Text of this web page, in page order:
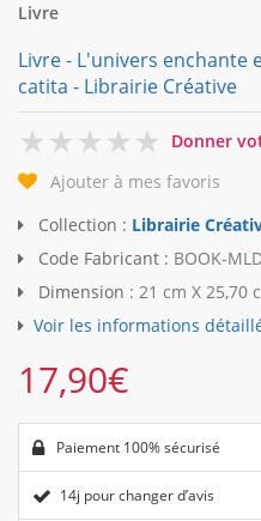
Livre
Livre - L'univers
catita - Librairie Créative
0
Donner
Ajouter à mes favoris
Collection : Librairie
Code Fabricant : BOOK-
Dimension : 21 cm X 25,70
Voir les informations
17,90€
Paiement 100% sécurisé
14j pour changer d’avis